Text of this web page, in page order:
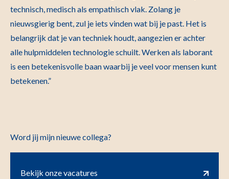
technisch, medisch als empathisch vlak. Zolang je
nieuwsgierig bent, zul je iets vinden wat bij je past. Het is
belangrijk dat je van techniek houdt, aangezien er achter
alle hulpmiddelen technologie schuilt. Werken als laborant
is een betekenisvolle baan waarbij je veel voor mensen kunt
betekenen.”
Word jij mijn nieuwe collega?
Bekijk onze vacatures